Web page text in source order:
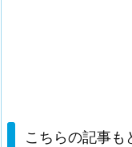
こちらの記事も